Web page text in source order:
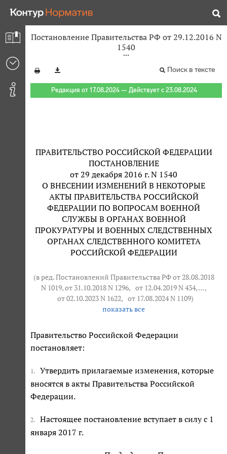
Постановление Правительства РФ от 29.12.2016 N
1540
Поиск в тексте
Редакция от 17.08.2024 — Действует с 23.08.2024
ПРАВИТЕЛЬСТВО РОССИЙСКОЙ ФЕДЕРАЦИИ
ПОСТАНОВЛЕНИЕ
от 29 декабря 2016 г. N 1540
О ВНЕСЕНИИ ИЗМЕНЕНИЙ В НЕКОТОРЫЕ
АКТЫ ПРАВИТЕЛЬСТВА РОССИЙСКОЙ
ФЕДЕРАЦИИ ПО ВОПРОСАМ ВОЕННОЙ
СЛУЖБЫ В ОРГАНАХ ВОЕННОЙ
ПРОКУРАТУРЫ И ВОЕННЫХ СЛЕДСТВЕННЫХ
ОРГАНАХ СЛЕДСТВЕННОГО КОМИТЕТА
РОССИЙСКОЙ ФЕДЕРАЦИИ
(в ред. Постановлений Правительства РФ от 28.08.2018
N 1019, от 31.10.2018 N 1296, от 12.04.2019 N 434, … ,
от 02.10.2023 N 1622, от 17.08.2024 N 1109)
показать все
Правительство Российской Федерации
постановляет:
1.
Утвердить прилагаемые изменения, которые
вносятся в акты Правительства Российской
Федерации.
2.
Настоящее постановление вступает в силу с 1
января 2017 г.